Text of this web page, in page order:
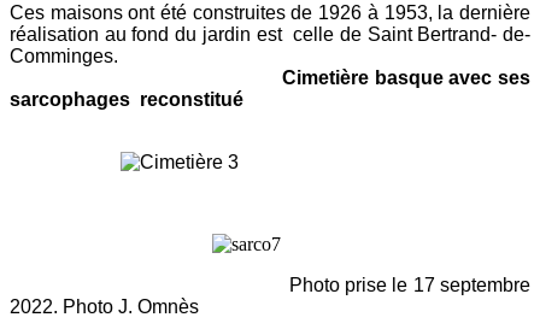
Ces maisons ont été construites de 1926 à 1953, la dernière
réalisation au fond du jardin est celle de Saint Bertrand- de-
Comminges.
Cimetière basque avec ses
sarcophages reconstitué
Photo prise le 17 septembre
2022. Photo J. Omnès